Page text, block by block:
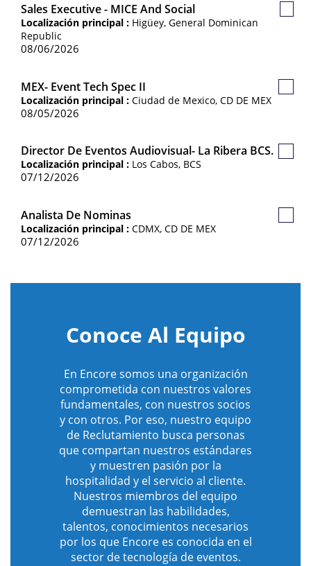
Sales Executive - MICE And Social
Localización principal : Higüey, General Dominican
Republic
08/06/2026
MEX- Event Tech Spec II
Localización principal : Ciudad de Mexico, CD DE MEX
08/05/2026
Director De Eventos Audiovisual- La Ribera BCS.
Localización principal : Los Cabos, BCS
07/12/2026
Analista De Nominas
Localización principal : CDMX, CD DE MEX
07/12/2026
Conoce Al Equipo
En Encore somos una organización
comprometida con nuestros valores
fundamentales, con nuestros socios
y con otros. Por eso, nuestro equipo
de Reclutamiento busca personas
que compartan nuestros estándares
y muestren pasión por la
hospitalidad y el servicio al cliente.
Nuestros miembros del equipo
demuestran las habilidades,
talentos, conocimientos necesarios
por los que Encore es conocida en el
sector de tecnología de eventos.